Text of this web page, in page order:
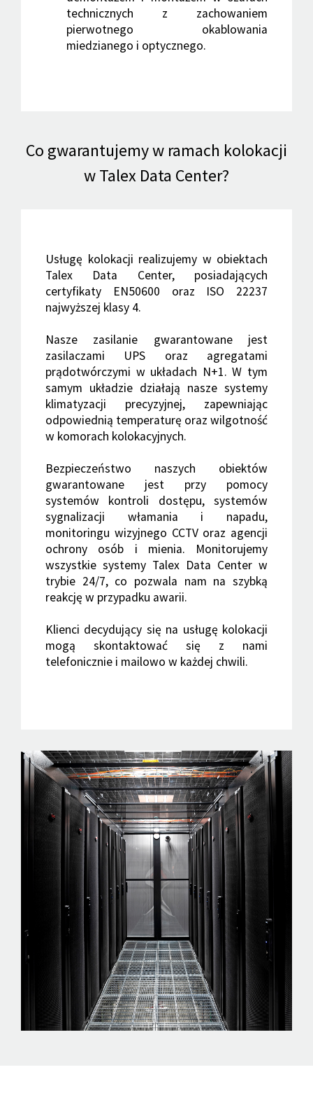
technicznych z zachowaniem
pierwotnego okablowania
miedzianego i optycznego.
Co gwarantujemy w ramach kolokacji
w Talex Data Center?
Usługę kolokacji realizujemy w obiektach
Talex Data Center, posiadających
certyfikaty EN50600 oraz ISO 22237
najwyższej klasy 4.
Nasze zasilanie gwarantowane jest
zasilaczami UPS oraz agregatami
prądotwórczymi w układach N+1. W tym
samym układzie działają nasze systemy
klimatyzacji precyzyjnej, zapewniając
odpowiednią temperaturę oraz wilgotność
w komorach kolokacyjnych.
Bezpieczeństwo naszych obiektów
gwarantowane jest przy pomocy
systemów kontroli dostępu, systemów
sygnalizacji włamania i napadu,
monitoringu wizyjnego CCTV oraz agencji
ochrony osób i mienia. Monitorujemy
wszystkie systemy Talex Data Center w
trybie 24/7, co pozwala nam na szybką
reakcję w przypadku awarii.
Klienci decydujący się na usługę kolokacji
mogą skontaktować się z nami
telefonicznie i mailowo w każdej chwili.